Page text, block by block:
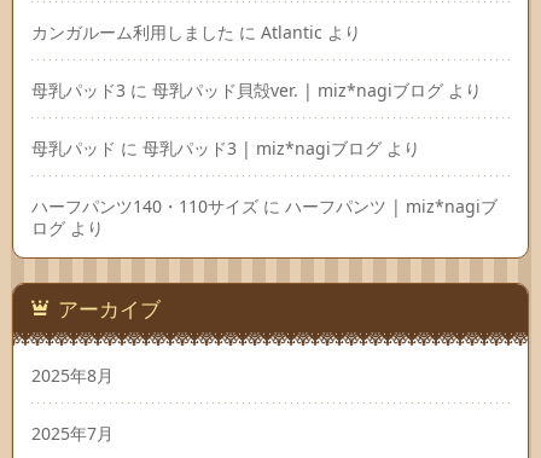
カンガルーム利用しました に Atlantic より
母乳パッド3 に 母乳パッド貝殻ver. | miz*nagiブログ より
母乳パッド に 母乳パッド3 | miz*nagiブログ より
ハーフパンツ140・110サイズ に ハーフパンツ | miz*nagiブ
ログ より
アーカイブ
2025年8月
2025年7月